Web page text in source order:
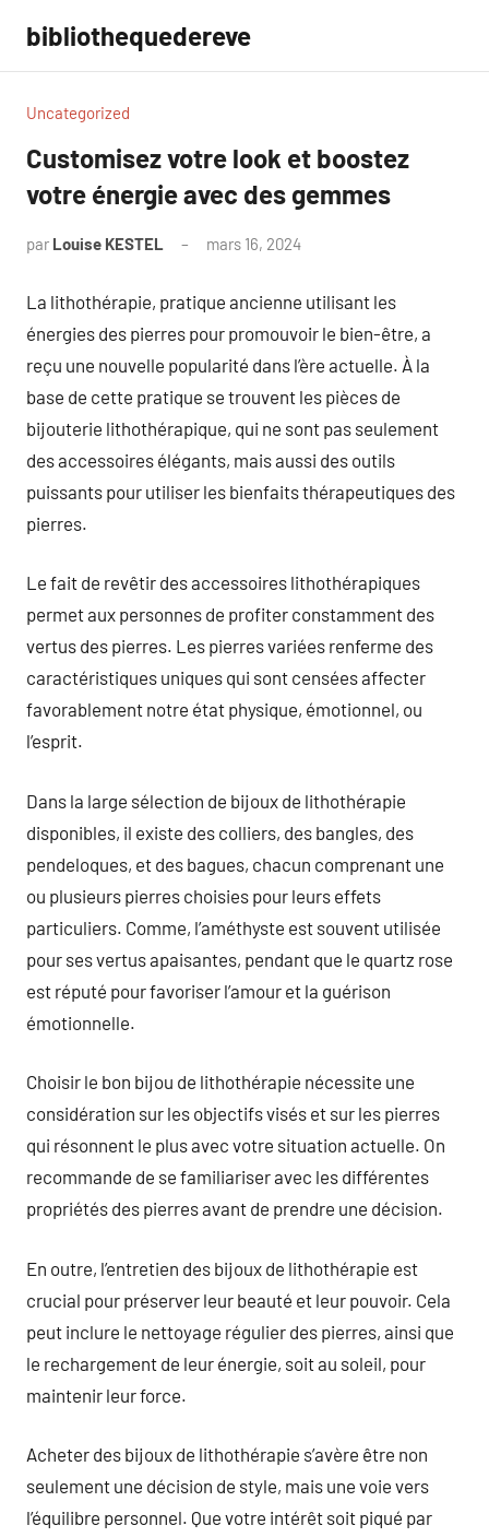
contenu
bibliothequedereve
Uncategorized
Customisez votre look et boostez
votre énergie avec des gemmes
par Louise KESTEL mars 16, 2024
La lithothérapie, pratique ancienne utilisant les
énergies des pierres pour promouvoir le bien-être, a
reçu une nouvelle popularité dans l’ère actuelle. À la
base de cette pratique se trouvent les pièces de
bijouterie lithothérapique, qui ne sont pas seulement
des accessoires élégants, mais aussi des outils
puissants pour utiliser les bienfaits thérapeutiques des
pierres.
Le fait de revêtir des accessoires lithothérapiques
permet aux personnes de profiter constamment des
vertus des pierres. Les pierres variées renferme des
caractéristiques uniques qui sont censées affecter
favorablement notre état physique, émotionnel, ou
l’esprit.
Dans la large sélection de bijoux de lithothérapie
disponibles, il existe des colliers, des bangles, des
pendeloques, et des bagues, chacun comprenant une
ou plusieurs pierres choisies pour leurs effets
particuliers. Comme, l’améthyste est souvent utilisée
pour ses vertus apaisantes, pendant que le quartz rose
est réputé pour favoriser l’amour et la guérison
émotionnelle.
Choisir le bon bijou de lithothérapie nécessite une
considération sur les objectifs visés et sur les pierres
qui résonnent le plus avec votre situation actuelle. On
recommande de se familiariser avec les différentes
propriétés des pierres avant de prendre une décision.
En outre, l’entretien des bijoux de lithothérapie est
crucial pour préserver leur beauté et leur pouvoir. Cela
peut inclure le nettoyage régulier des pierres, ainsi que
le rechargement de leur énergie, soit au soleil, pour
maintenir leur force.
Acheter des bijoux de lithothérapie s’avère être non
seulement une décision de style, mais une voie vers
l’équilibre personnel. Que votre intérêt soit piqué par